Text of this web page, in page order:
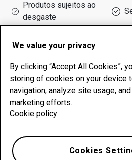
Produtos sujeitos ao
desgaste
de funcionamento
Fale
TAMÁS FÉMIPARI ÉS
We value your privacy
By clicking “Accept All Cookies”,
storing of cookies on your device
navigation, analyze site usage,
marketing efforts.
Cookie policy
Cookies